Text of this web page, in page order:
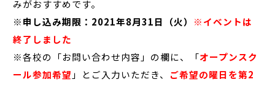
みがおすすめです。
※申し込み期限：2021年8月31日（火） ※イベントは
終了しました
※各校の「お問い合わせ内容」の欄に、「オープンスク
ール参加希望 」とご入力いただき、 ご希望の曜日を第2